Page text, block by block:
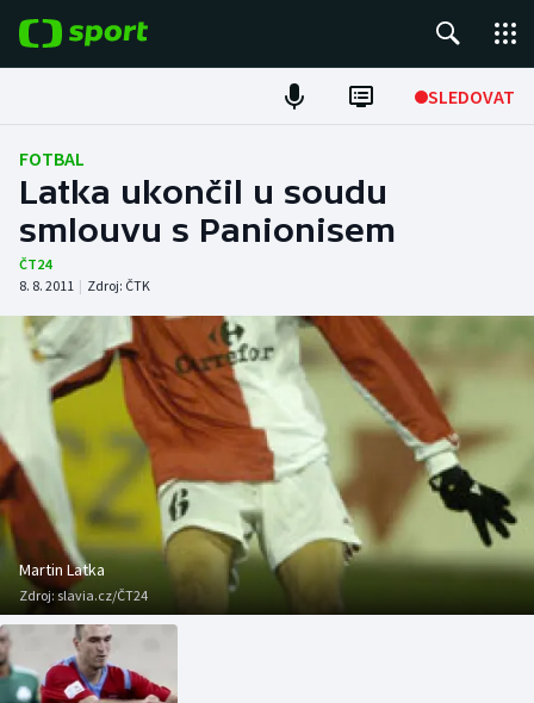
SLEDOVAT
Fotbal
Hokej
Tenis
Atletika
Cyklistika
DALŠÍ SPORTY
Americký fotbal
Baseball a softbal
Basketbal
Biatlon
NEPŘEHLÉDNĚTE
Soutěže
Historické návraty
Aplikace ČT sport
FOTBAL
Latka ukončil u soudu
smlouvu s Panionisem
ČT24
8. 8. 2011 | Zdroj: ČTK
Martin Latka
Zdroj: slavia.cz/ČT24